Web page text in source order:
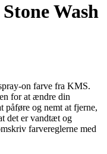
Wash
on farve fra KMS.
for at ændre din
påføre og nemt at fjerne,
det er vandtæt og
farvereglerne med